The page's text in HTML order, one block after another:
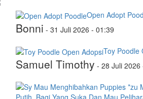
Open Adopt
Bonni - 31 Juli 2026 - 01:39
Toy Poodle
Samuel Timothy - 28 Juli 2026